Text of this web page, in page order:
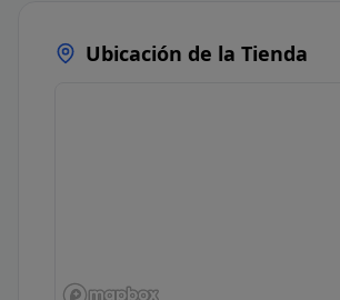
Ubicación de la Tienda